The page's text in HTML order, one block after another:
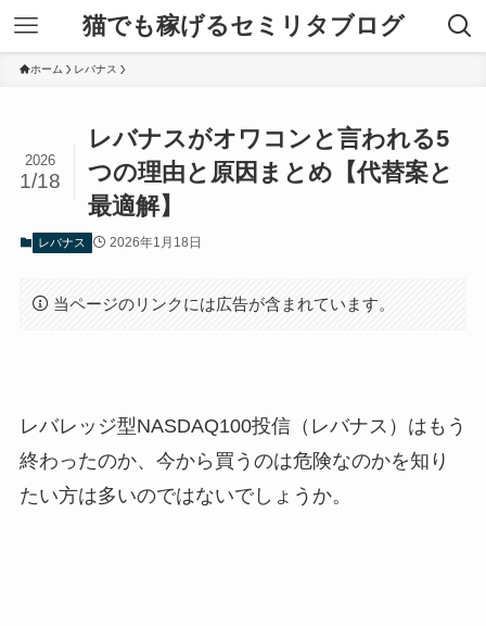
猫でも稼げるセミリタブログ
ホーム レバナス
レバナスがオワコンと言われる5
つの理由と原因まとめ【代替案と
最適解】
2026
1/18
レバナス 2026年1月18日
当ページのリンクには広告が含まれています。
レバレッジ型NASDAQ100投信（レバナス）はもう
終わったのか、今から買うのは危険なのかを知り
たい方は多いのではないでしょうか。